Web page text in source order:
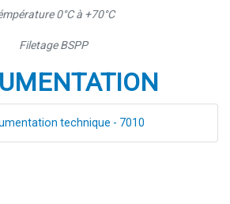
0°C à +70°C
Filetage BSPP
technique - 7010